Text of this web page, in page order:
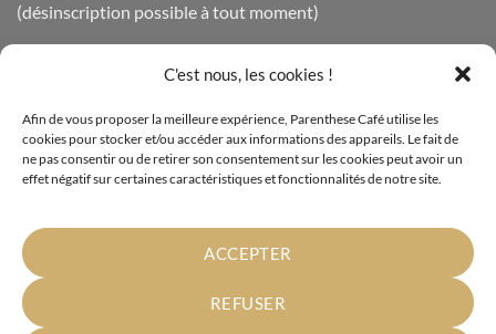
C'est nous, les cookies !
Afin de vous proposer la meilleure expérience, Parenthese Café utilise les
cookies pour stocker et/ou accéder aux informations des appareils. Le fait de
ne pas consentir ou de retirer son consentement sur les cookies peut avoir un
effet négatif sur certaines caractéristiques et fonctionnalités de notre site.
ACCEPTER
REFUSER
(désinscription possible à tout moment)
Mentions légales
Cookies
Conditions générales de vente